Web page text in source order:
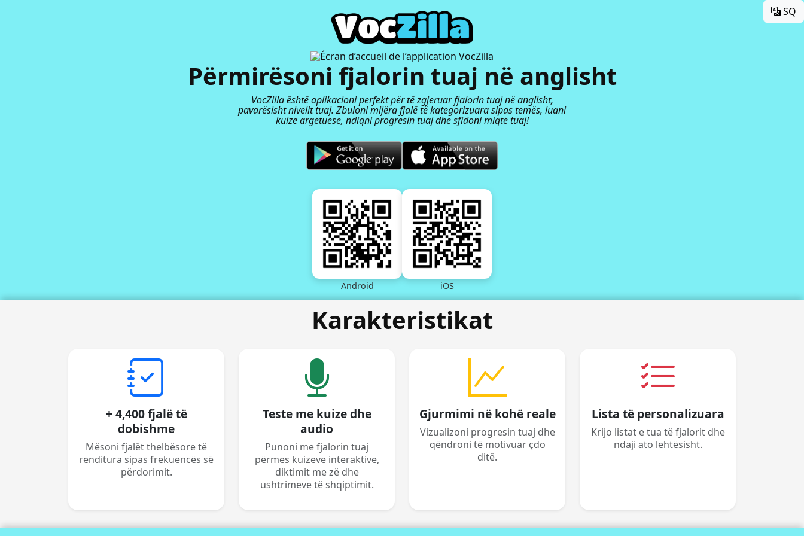
SQ
Përmirësoni fjalorin tuaj në anglisht
VocZilla është aplikacioni perfekt për të zgjeruar fjalorin tuaj në anglisht,
pavarësisht nivelit tuaj. Zbuloni mijëra fjalë të kategorizuara sipas temës, luani
kuize argëtuese, ndiqni progresin tuaj dhe sfidoni miqtë tuaj!
Android iOS
Karakteristikat
+ 4,400 fjalë të
dobishme
Mësoni fjalët thelbësore të
renditura sipas frekuencës së
përdorimit.
Teste me kuize dhe
audio
Punoni me fjalorin tuaj
përmes kuizeve interaktive,
diktimit me zë dhe
ushtrimeve të shqiptimit.
Gjurmimi në kohë reale
Vizualizoni progresin tuaj dhe
qëndroni të motivuar çdo
ditë.
Lista të personalizuara
Krijo listat e tua të fjalorit dhe
ndaji ato lehtësisht.